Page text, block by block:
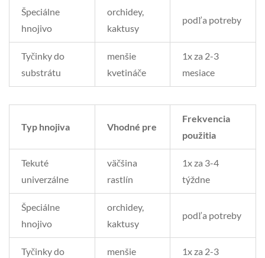
Špeciálne
hnojivo
orchidey,
kaktusy
podľa potreby
Tyčinky do
substrátu
menšie
kvetináče
1x za 2-3
mesiace
Typ hnojiva Vhodné pre
Frekvencia
použitia
Tekuté
univerzálne
väčšina
rastlín
1x za 3-4
týždne
Špeciálne
hnojivo
orchidey,
kaktusy
podľa potreby
Tyčinky do
menšie
1x za 2-3